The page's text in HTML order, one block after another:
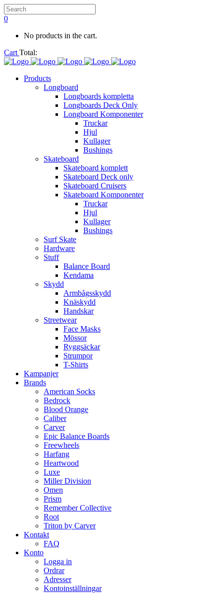
0
No products in the cart.
Cart Total:
Products
Longboard
Longboards kompletta
Longboards Deck Only
Longboard Komponenter
Truckar
Hjul
Kullager
Bushings
Skateboard
Skateboard komplett
Skateboard Deck only
Skateboard Cruisers
Skateboard Komponenter
Truckar
Hjul
Kullager
Bushings
Surf Skate
Hardware
Stuff
Balance Board
Kendama
Skydd
Armbågsskydd
Knäskydd
Handskar
Streetwear
Face Masks
Mössor
Ryggsäckar
Strumpor
T-Shirts
Kampanjer
Brands
American Socks
Bedrock
Blood Orange
Caliber
Carver
Epic Balance Boards
Freewheels
Harfang
Heartwood
Luxe
Miller Division
Omen
Prism
Remember Collective
Root
Triton by Carver
Kontakt
FAQ
Konto
Logga in
Ordrar
Adresser
Kontoinställningar